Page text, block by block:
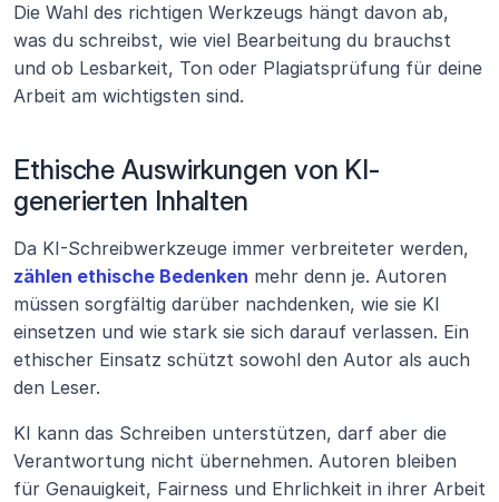
Die Wahl des richtigen Werkzeugs hängt davon ab,
was du schreibst, wie viel Bearbeitung du brauchst
und ob Lesbarkeit, Ton oder Plagiatsprüfung für deine
Arbeit am wichtigsten sind.
Ethische Auswirkungen von KI-
generierten Inhalten
zählen ethische Bedenken mehr denn je. Autoren
müssen sorgfältig darüber nachdenken, wie sie KI
einsetzen und wie stark sie sich darauf verlassen. Ein
ethischer Einsatz schützt sowohl den Autor als auch
den Leser.
KI kann das Schreiben unterstützen, darf aber die
Verantwortung nicht übernehmen. Autoren bleiben
für Genauigkeit, Fairness und Ehrlichkeit in ihrer Arbeit